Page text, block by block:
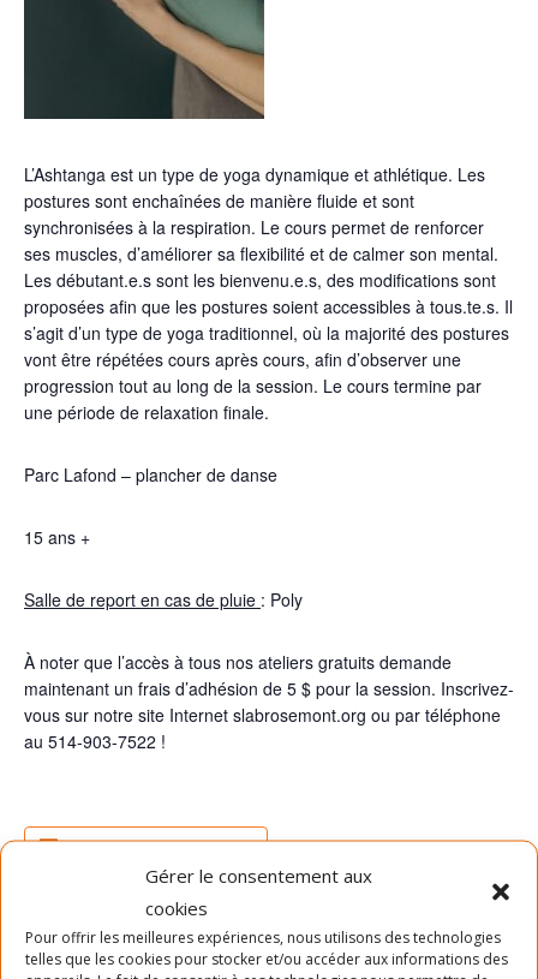
Gérer le consentement aux
cookies
Pour offrir les meilleures expériences, nous utilisons des technologies
telles que les cookies pour stocker et/ou accéder aux informations des
L’Ashtanga est un type de yoga dynamique et athlétique. Les
postures sont enchaînées de manière fluide et sont
synchronisées à la respiration. Le cours permet de renforcer
ses muscles, d’améliorer sa flexibilité et de calmer son mental.
Les débutant.e.s sont les bienvenu.e.s, des modifications sont
proposées afin que les postures soient accessibles à tous.te.s. Il
s’agit d’un type de yoga traditionnel, où la majorité des postures
vont être répétées cours après cours, afin d’observer une
progression tout au long de la session. Le cours termine par
une période de relaxation finale.
Parc Lafond – plancher de danse
15 ans +
Salle de report en cas de pluie : Poly
À noter que l’accès à tous nos ateliers gratuits demande
maintenant un frais d’adhésion de 5 $ pour la session. Inscrivez-
vous sur notre site Internet slabrosemont.org ou par téléphone
au 514-903-7522 !
Ajouter au calendrier
DÉTAILS
ORGANISATEUR